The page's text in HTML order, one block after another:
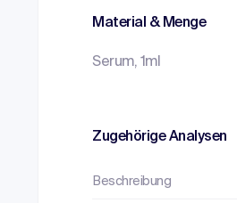
Material & Menge
Serum, 1ml
Zugehörige Analysen
Beschreibung